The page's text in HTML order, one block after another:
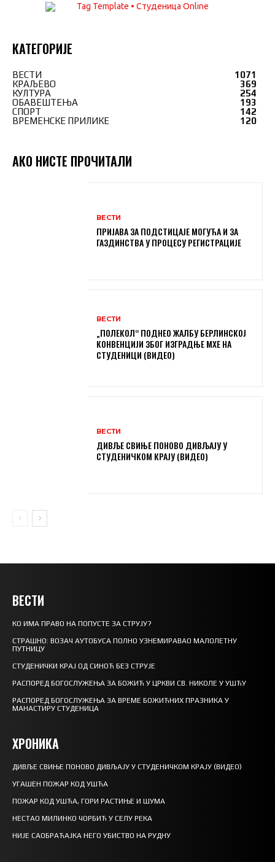
КАТЕГОРИЈЕ
ВЕСТИ
1071
КРАЉЕВО
369
КУЛТУРА
254
ОБАВЕШТЕЊА
193
СПОРТ
142
ВРЕМЕНСКЕ ПРИЛИКЕ
120
АКО НИСТЕ ПРОЧИТАЛИ
ВЕСТИ
ПРИЈАВА ЗА ПОДСТИЦАЈЕ МОГУЋА И ЗА
ГАЗДИНСТВА У ПРОЦЕСУ РЕГИСТРАЦИЈЕ
ВЕСТИ
„ПОЛЕКОЛ“ ПОДНЕО ЖАЛБУ БЕРЛИНСКОЈ
КОНВЕНЦИЈИ ЗБОГ ИЗГРАДЊЕ МХЕ НА
СТУДЕНИЦИ (ВИДЕО)
ВЕСТИ
ДИВЉЕ СВИЊЕ ПОНОВО ДИВЉАЈУ У
СТУДЕНИЧКОМ КРАЈУ (ВИДЕО)
ВЕСТИ
КО ИМА ПРАВО НА ПОПУСТЕ ЗА СТРУЈУ?
СТРАШНО: ВОЗАЧ АУТОБУСА ПОЛНО УЗНЕМИРАВАО МАЛОЛЕТНУ
ПУТНИЦУ
СТУДЕНИЧКИ КРАЈ ОД СИНОЋ БЕЗ СТРУЈЕ
РАСПОРЕД БОГОСЛУЖЕЊА ЗА БОЖИЋ У ЦРКВИ СВ. НИКОЛЕ У УШЋУ
РАСПОРЕД БОГОСЛУЖЕЊА ЗА ВРЕМЕ БОЖИЋНИХ ПРАЗНИКА У
МАНАСТИРУ СТУДЕНИЦА
ХРОНИКА
ДИВЉЕ СВИЊЕ ПОНОВО ДИВЉАЈУ У СТУДЕНИЧКОМ КРАЈУ (ВИДЕО)
УГАШЕН ПОЖАР КОД УШЋА
ПОЖАР КОД УШЋА, ГОРИ РАСТИЊЕ И ШУМА
НЕСТАО МИЛИНКО ЧОРБИЋ У СЕЛУ РЕКА
НИЈЕ САОБРАЋАЈКА НЕГО УБИСТВО НА РУДНУ